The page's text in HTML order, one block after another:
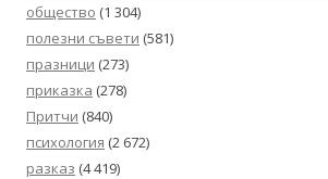
общество (1 304)
полезни съвети (581)
празници (273)
приказка (278)
Притчи (840)
психология (2 672)
разказ (4 419)